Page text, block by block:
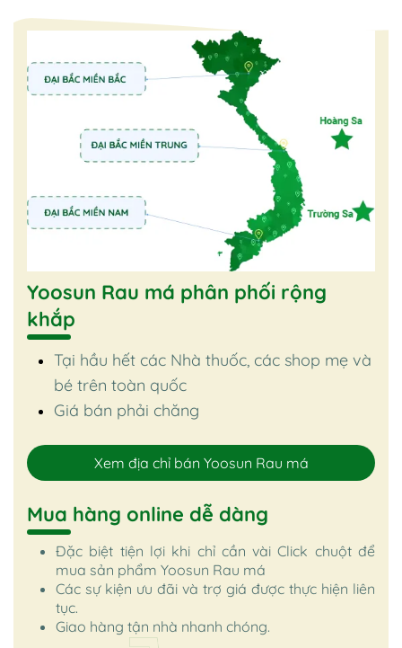
Yoosun Rau má phân phối rộng
khắp
Tại hầu hết các Nhà thuốc, các shop mẹ và
bé trên toàn quốc
Giá bán phải chăng
Xem địa chỉ bán Yoosun Rau má
Mua hàng online dễ dàng
Đặc biệt tiện lợi khi chỉ cần vài Click chuột để
mua sản phẩm Yoosun Rau má
Các sự kiện ưu đãi và trợ giá được thực hiện liên
tục.
Giao hàng tận nhà nhanh chóng.